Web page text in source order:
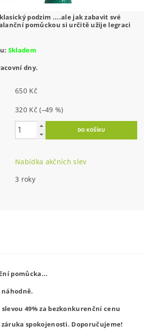
podzim ....ale jak zabavit své
pomůckou si určitě užije legraci
Skladem
dny.
650 Kč
320 Kč(–49 %)
Nabídka akčních slev
3 roky
pomůcka...
49% za bezkonkurenční cenu
spokojenosti. Doporučujeme!